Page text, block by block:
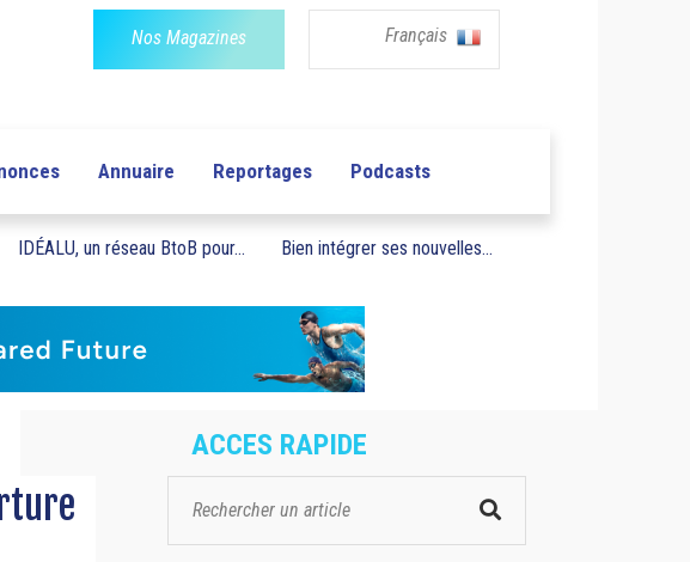
Nos Magazines Français
Annuaire Reportages Podcasts
IDÉALU, un réseau BtoB pour... Bien intégrer ses nouvelles...
ACCES RAPIDE